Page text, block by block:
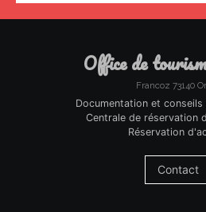
office de
Francoz 73140
Documentation et
Centrale de réservation
Réservation
Contact